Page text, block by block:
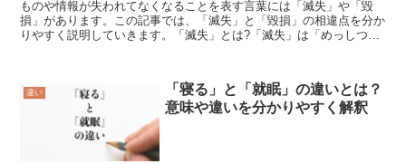
ものや情報が失われてなくなることを表す言葉には「滅失」や「毀
損」があります。この記事では、「滅失」と「毀損」の相違点を分か
りやすく説明していきます。「滅失」とは?「滅失」は「めっしつ」
違い
「寝る」と「就眠」の違いとは？
意味や違いを分かりやすく解釈